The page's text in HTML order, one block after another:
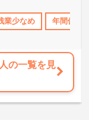
制度あり 高収入
業少なめ 年間休日
の一覧を見